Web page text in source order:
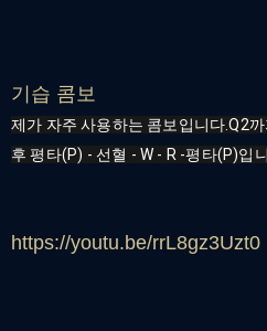
기습 콤보
제가 자주 사용하는 콤보입니다.Q2
후 평타(P) - 선혈 - W - R -평타(P)입
https://youtu.be/rrL8gz3Uzt0